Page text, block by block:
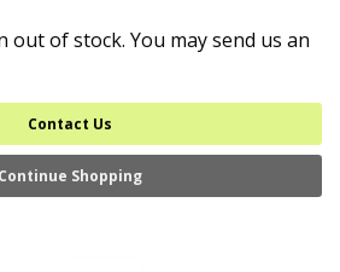
out of stock. You may send us an
Contact Us
Continue Shopping